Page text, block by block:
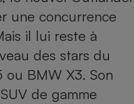
une concurrence
il lui reste à
des stars du
ou BMW X3. Son
de gamme